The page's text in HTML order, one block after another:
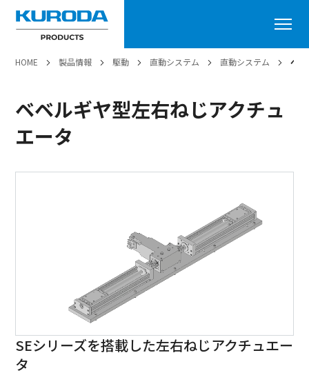
HOME 製品情報 駆動 直動システム 直動システム ベ
ベベルギヤ型左右ねじアクチュ
エータ
SEシリーズを搭載した左右ねじアクチュエー
タ